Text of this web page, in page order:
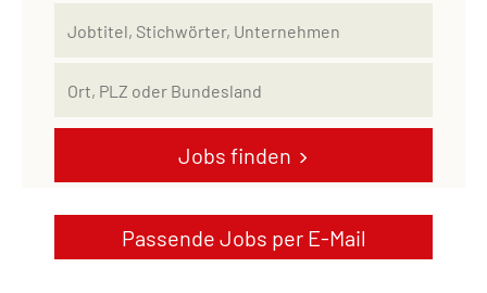
Passende Jobs per E-Mail
Jobs finden